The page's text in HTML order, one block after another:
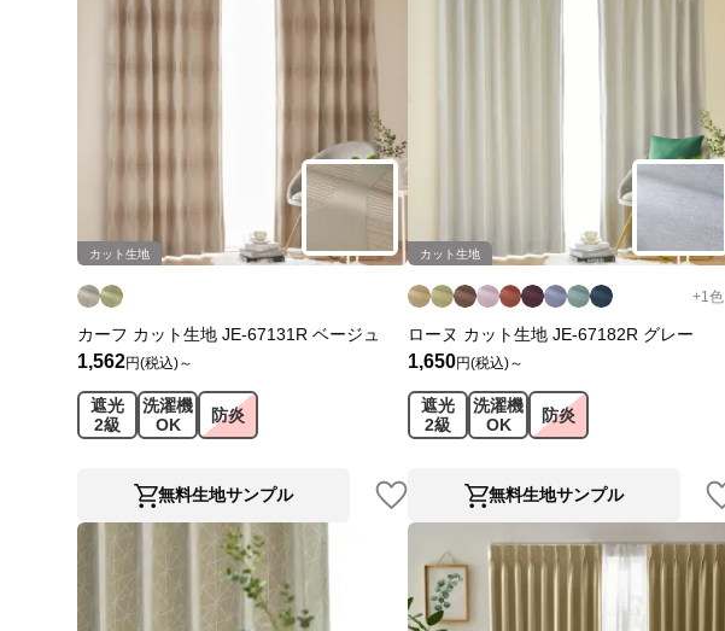
カット生地
カーフ カット生地 JE-67131R ベージュ
1,562円(税込)～
遮光
2級
洗濯機
OK
防炎
無料生地サンプル
カット生地
+1色
ローヌ カット生地 JE-67182R グレー
1,650円(税込)～
遮光
2級
洗濯機
OK
防炎
無料生地サンプル